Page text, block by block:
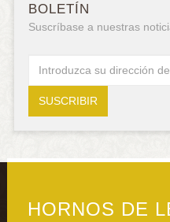
BOLETÍN
Suscríbase a nuestras
HORNOS DE